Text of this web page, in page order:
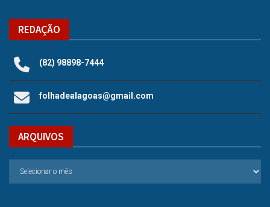
REDAÇÃO
(82) 98898-7444
folhadealagoas@gmail.com
ARQUIVOS